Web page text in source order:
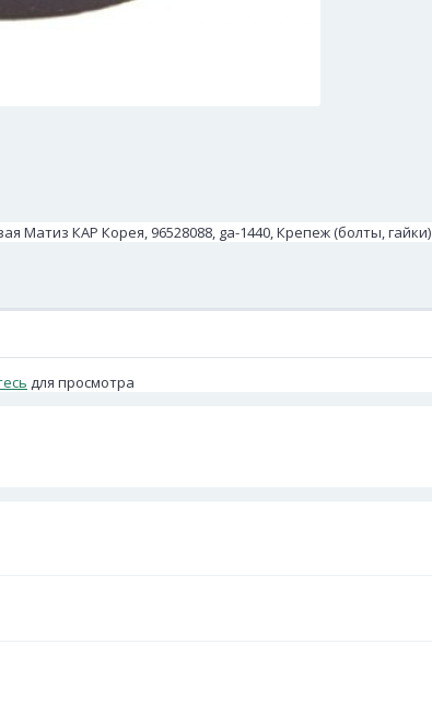
Матиз КАР Корея, 96528088, ga-1440, Крепеж (болты, гайки)
для просмотра